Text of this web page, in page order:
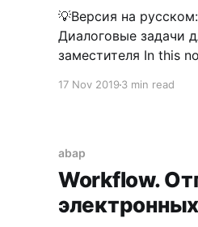
💡Версия на
Диалоговые задачи
заместителя In this note, I’d like to present, if I
17 Nov 2019 3 min read
abap
Workflow.